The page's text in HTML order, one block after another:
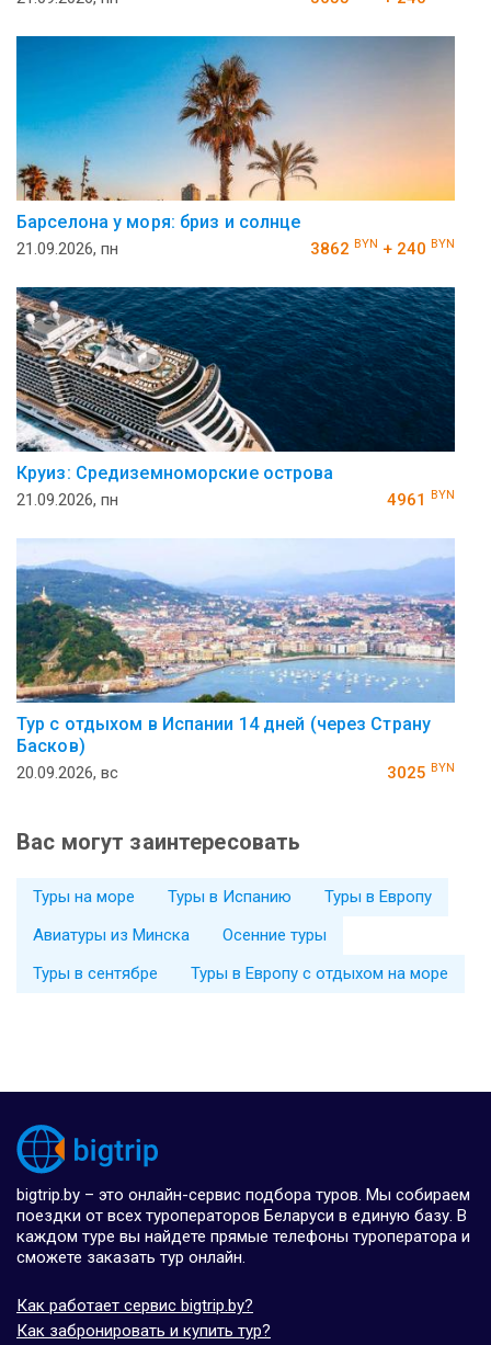
Барселона у моря: бриз и солнце
21.09.2026, пн 3862 BYN + 240 BYN
Круиз: Средиземноморские острова
21.09.2026, пн 4961 BYN
Тур с отдыхом в Испании 14 дней (через Страну
Басков)
20.09.2026, вс 3025 BYN
Вас могут заинтересовать
Туры на море Туры в Испанию
Туры в Европу
Авиатуры из Минска
Осенние туры
Туры в сентябре
Туры в Европу с отдыхом на море
bigtrip.by – это онлайн-сервис подбора туров. Мы собираем
поездки от всех туроператоров Беларуси в единую базу. В
каждом туре вы найдете прямые телефоны туроператора и
сможете заказать тур онлайн.
Как работает сервис bigtrip.by?
Как забронировать и купить тур?